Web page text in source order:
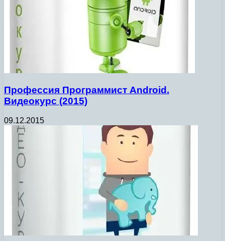
Профессия Программист Android.
Видеокурс (2015)
09.12.2015